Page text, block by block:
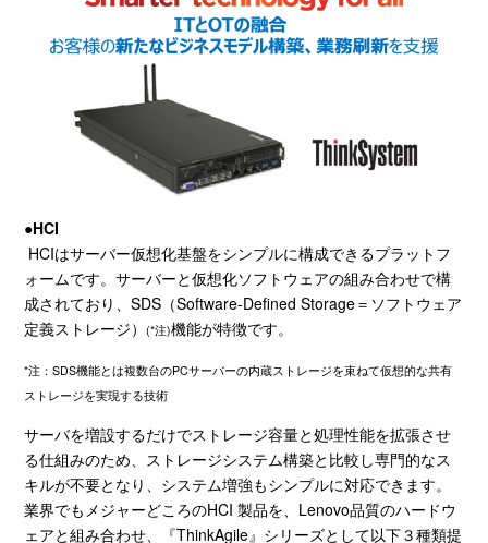
●HCI
HCIはサーバー仮想化基盤をシンプルに構成できるプラットフ
ォームです。サーバーと仮想化ソフトウェアの組み合わせで構
成されており、SDS （Software-Defined Storage＝ソフトウェア
定義ストレージ）(*注)機能が特徴です。
*注：SDS機能とは複数台のPCサーバーの内蔵ストレージを束ねて仮想的な共有
ストレージを実現する技術
サーバを増設するだけでストレージ容量と処理性能を拡張させ
る仕組みのため、ストレージシステム構築と比較し専門的なス
キルが不要となり、システム増強もシンプルに対応できます。
業界でもメジャーどころのHCI製品を、 Lenovo品質のハードウ
ェアと組み合わせ、『ThinkAgile』シリーズとして以下３種類提